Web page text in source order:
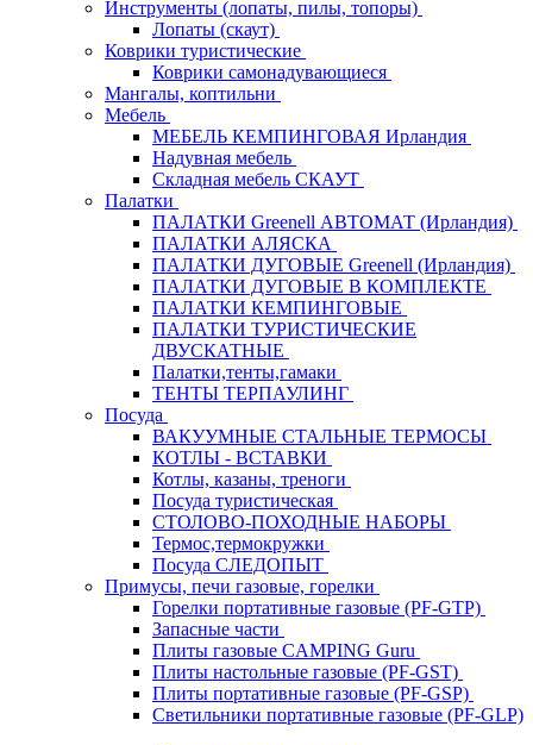
Инструменты (лопаты, пилы, топоры)
Лопаты (скаут)
Коврики туристические
Коврики самонадувающиеся
Мангалы, коптильни
Мебель
МЕБЕЛЬ КЕМПИНГОВАЯ Ирландия
Надувная мебель
Складная мебель СКАУТ
Палатки
ПАЛАТКИ Greenell АВТОМАТ (Ирландия)
ПАЛАТКИ АЛЯСКА
ПАЛАТКИ ДУГОВЫЕ Greenell (Ирландия)
ПАЛАТКИ ДУГОВЫЕ В КОМПЛЕКТЕ
ПАЛАТКИ КЕМПИНГОВЫЕ
ПАЛАТКИ ТУРИСТИЧЕСКИЕ
ДВУСКАТНЫЕ
Палатки,тенты,гамаки
ТЕНТЫ ТЕРПАУЛИНГ
Посуда
ВАКУУМНЫЕ СТАЛЬНЫЕ ТЕРМОСЫ
КОТЛЫ - ВСТАВКИ
Котлы, казаны, треноги
Посуда туристическая
СТОЛОВО-ПОХОДНЫЕ НАБОРЫ
Термос,термокружки
Посуда СЛЕДОПЫТ
Примусы, печи газовые, горелки
Горелки портативные газовые (PF-GTP)
Запасные части
Плиты газовые CAMPING Guru
Плиты настольные газовые (PF-GST)
Плиты портативные газовые (PF-GSP)
Светильники портативные газовые (PF-GLP)